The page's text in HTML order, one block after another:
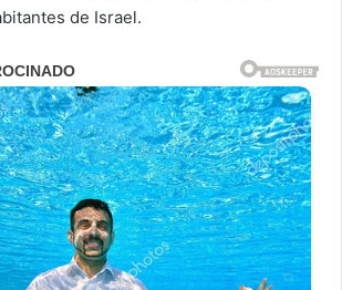
de Israel.